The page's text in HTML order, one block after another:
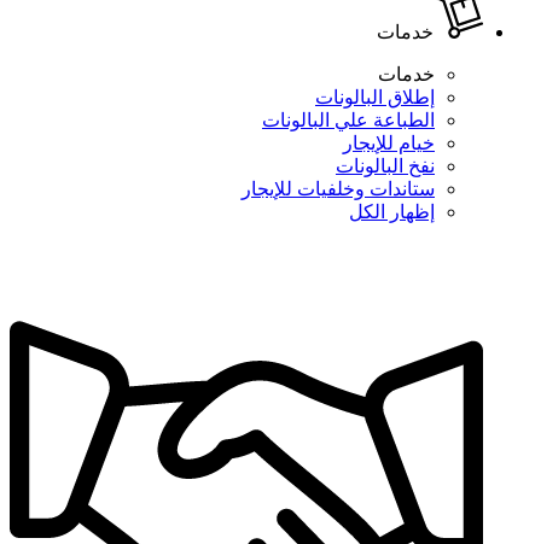
خدمات
خدمات
إطلاق البالونات
الطباعة علي البالونات
خيام للإيجار
نفخ البالونات
ستاندات وخلفيات للإيجار
إظهار الكل